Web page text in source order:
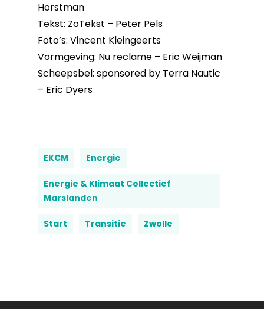
Horstman
Tekst: ZoTekst – Peter Pels
Foto’s: Vincent Kleingeerts
Vormgeving: Nu reclame – Eric Weijman
Scheepsbel: sponsored by Terra Nautic
– Eric Dyers
EKCM Energie
Energie & Klimaat Collectief
Marslanden
Start Transitie Zwolle